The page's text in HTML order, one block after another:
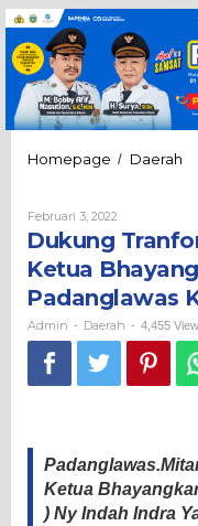
Homepage / Daerah
ke
Februari 3, 2022
Dukung
Ketua
Padanglawas
Admin - Daerah - 4,455
Ketua
) Ny Indah Indra